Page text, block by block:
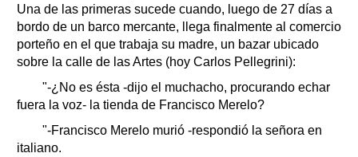
Una de las primeras sucede cuando, luego de 27 días a
bordo de un barco mercante, llega finalmente al comercio
porteño en el que trabaja su madre, un bazar ubicado
sobre la calle de las Artes (hoy Carlos Pellegrini):
"-¿No es ésta -dijo el muchacho, procurando echar
fuera la voz- la tienda de Francisco Merelo?
"-Francisco Merelo murió -respondió la señora en
italiano.